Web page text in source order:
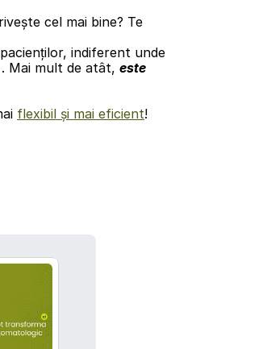
cel mai bine? Te
indiferent unde
Mai mult de atât, este
flexibil și mai eficient!